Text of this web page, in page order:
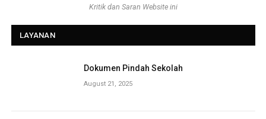
Kritik dan Saran Website ini
LAYANAN
Dokumen Pindah Sekolah
August 21, 2025